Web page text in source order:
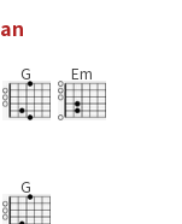
an
G Em
G